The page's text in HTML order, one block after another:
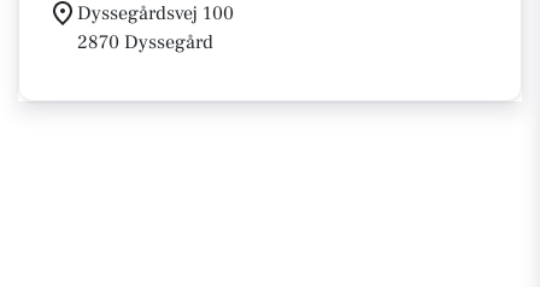
Dyssegårdsvej 100
2870 Dyssegård